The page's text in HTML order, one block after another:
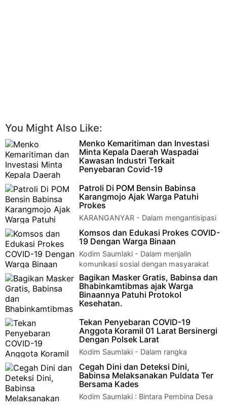
You Might Also Like:
Menko Kemaritiman dan Investasi
Minta Kepala Daerah Waspadai
Kawasan Industri Terkait
Penyebaran Covid-19
PPKM Darurat, Menko Kemaritiman dan Investasi meminta
sejumlah Kepala Daerah mewaspadai …
Patroli Di POM Bensin Babinsa
Karangmojo Ajak Warga Patuhi
Prokes
KARANGANYAR - Dalam mengantisipasi
penyebaran virus Covid-19 dan
mendukung program pemerintah tentang PPKM Darurat, angg…
Komsos dan Edukasi Prokes COVID-
19 Dengan Warga Binaan
Kodim Saumlaki - Dalam menjalin
komunikasi sosial dengan masyarakat
dapat dilakukan dimana saja, baik silahturahmi dir…
Bagikan Masker Gratis, Babinsa dan
Bhabinkamtibmas ajak Warga
Binaannya Patuhi Protokol
Kesehatan.
manfaatnya sangat besar untuk mencegah penularan virus
corona, inilah alasan Babinsa D…
Tekan Penyebaran COVID-19
Anggota Koramil 01 Larat Bersinergi
Dengan Polsek Larat
Kodim Saumlaki - Dalam rangka
memutus penyebaran virus Covid 19,
anggota Koramil 1507-01/Larat Sertu Virgo Bentoki be…
Cegah Dini dan Deteksi Dini,
Babinsa Melaksanakan Puldata Ter
Bersama Kades
Kodim Saumlaki : Bintara Pembina Desa